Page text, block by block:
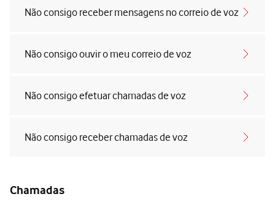
Não consigo receber mensagens no correio de voz
Não consigo ouvir o meu correio de voz
Não consigo efetuar chamadas de voz
Não consigo receber chamadas de voz
Chamadas